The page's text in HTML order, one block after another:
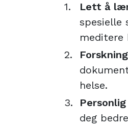
Lett å
spesielle
meditere
helse.
deg